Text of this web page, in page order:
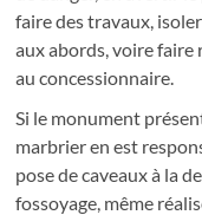
faire des travaux,
aux abords, voire
au concessionnaire.
Si le monument
marbrier en est
pose de caveaux à la
fossoyage, même